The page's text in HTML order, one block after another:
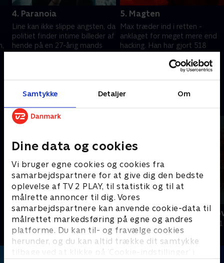
Samtykke Detaljer Om
Dine data og cookies
Vi bruger egne cookies og cookies fra
samarbejdspartnere for at give dig den bedste
oplevelse af TV 2 PLAY, til statistik og til at
målrette annoncer til dig. Vores
samarbejdspartnere kan anvende cookie-data til
målrettet markedsføring på egne og andres
platforme. Du kan til- og fravælge cookies
herunder, og du kan altid trække dit samtykke
tilbage ved at klikke på ’Cookie-indstillinger’ i
4. Paranoia
Line kan ikke slippe angsten, da
politiet finder intime billeder af
hende på en 27-årig mands
5. Magten
Max træder ind i retten -
anklaget for meget mere end
hacking. Han har gjort 518
forbrydelser. Men pigerne
nægter at være skamfulde
16. august 2022 • 32 min
Forført af Jakob
Dokumentar
Drabet i
Dokumentar •